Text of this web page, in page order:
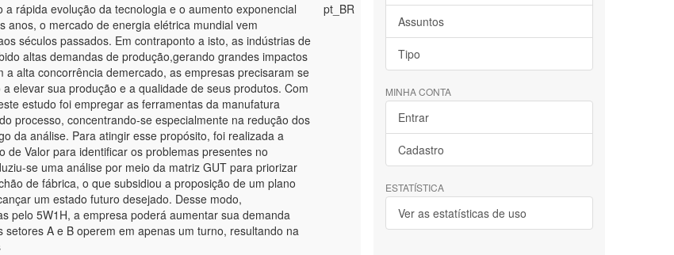
rápida evolução da tecnologia e o aumento exponencial
anos, o mercado de energia elétrica mundial vem
séculos passados. Em contraponto a isto, as indústrias de
altas demandas de produção,gerando grandes impactos
a alta concorrência demercado, as empresas precisaram se
elevar sua produção e a qualidade de seus produtos. Com
estudo foi empregar as ferramentas da manufatura
processo, concentrando-se especialmente na redução dos
da análise. Para atingir esse propósito, foi realizada a
de Valor para identificar os problemas presentes no
se uma análise por meio da matriz GUT para priorizar
de fábrica, o que subsidiou a proposição de um plano
um estado futuro desejado. Desse modo,
pelo 5W1H, a empresa poderá aumentar sua demanda
setores A e B operem em apenas um turno, resultando na
pt_BR
Assuntos
Tipo
MINHA CONTA
Entrar
Cadastro
ESTATÍSTICA
Ver as estatísticas de uso